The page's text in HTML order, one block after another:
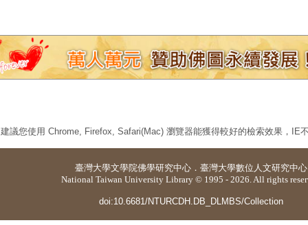
建議您使用 Chrome, Firefox, Safari(Mac) 瀏覽器能獲得較好的檢索效果，IE
臺灣大學文學院佛學研究中心 ． 臺灣大學數位人文研究中心
National Taiwan University Library © 1995 - 2026. All rights
doi:10.6681/NTURCDH.DB_DLMBS/Collection